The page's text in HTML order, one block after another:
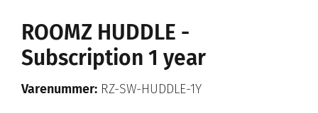
ROOMZ HUDDLE -
Subscription 1 year
Varenummer: RZ-SW-HUDDLE-1Y